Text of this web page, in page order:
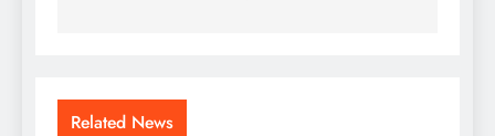
Related News